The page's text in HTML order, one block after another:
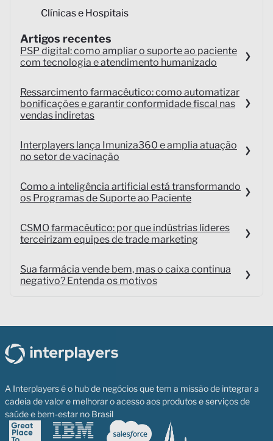
Clínicas e Hospitais
Artigos recentes
PSP digital: como ampliar o suporte ao paciente
com tecnologia e atendimento humanizado
Ressarcimento farmacêutico: como automatizar
bonificações e garantir conformidade fiscal nas
vendas indiretas
Interplayers lança Imuniza360 e amplia atuação
no setor de vacinação
Como a inteligência artificial está transformando
os Programas de Suporte ao Paciente
CSMO farmacêutico: por que indústrias líderes
terceirizam equipes de trade marketing
Sua farmácia vende bem, mas o caixa continua
negativo? Entenda os motivos
A Interplayers é o hub de negócios que tem a missão de integrar a
cadeia de valor e melhorar o acesso aos produtos e serviços de
saúde e bem-estar no Brasil